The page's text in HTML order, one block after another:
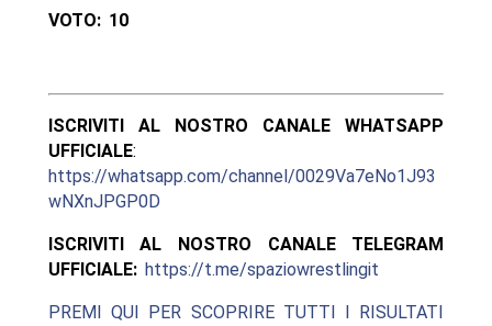
VOTO: 10
ISCRIVITI AL NOSTRO CANALE WHATSAPP
UFFICIALE:
https://whatsapp.com/channel/0029Va7eNo1J93
wNXnJPGP0D
ISCRIVITI AL NOSTRO CANALE TELEGRAM
UFFICIALE: https://t.me/spaziowrestlingit
PREMI QUI PER SCOPRIRE TUTTI I RISULTATI